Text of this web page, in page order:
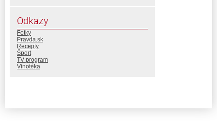
Odkazy
Fotky
Pravda.sk
Recepty
Šport
TV program
Vinotéka